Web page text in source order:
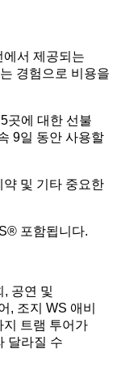
에서 제공되는
경험으로 비용을
곳에 대한 선불
9일 동안 사용할
및 기타 중요한
포함됩니다.
공연 및
, 조지 WS 애비
지 트램 투어가
달라질 수